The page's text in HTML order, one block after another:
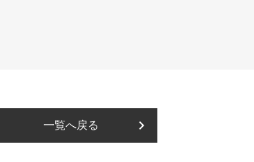
一覧へ戻る keyboard_arrow_right